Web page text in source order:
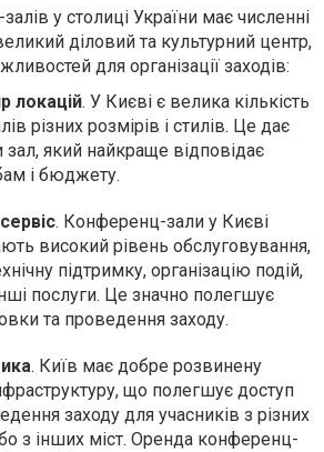
у столиці України має численні
діловий та культурний центр,
для організації заходів:
локацій. У Києві є велика кількість
різних розмірів і стилів. Це дає
зал, який найкраще відповідає
і бюджету.
. Конференц-зали у Києві
високий рівень обслуговування,
підтримку, організацію подій,
послуги. Це значно полегшує
та проведення заходу.
. Київ має добре розвинену
що полегшує доступ
заходу для учасників з різних
з інших міст. Оренда конференц-